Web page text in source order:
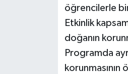
öğrencilerle
Etkinlik
doğanın
Programda